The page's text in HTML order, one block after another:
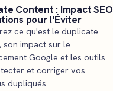
Content : Impact SEO
pour l'Éviter
ce qu'est le duplicate
son impact sur le
Google et les outils
et corriger vos
dupliqués.